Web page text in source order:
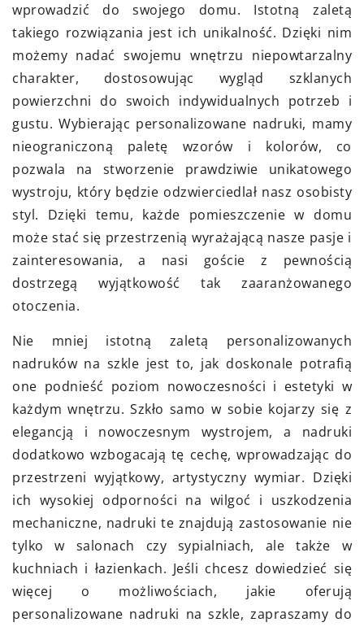
wprowadzić do swojego domu. Istotną zaletą
takiego rozwiązania jest ich unikalność. Dzięki nim
możemy nadać swojemu wnętrzu niepowtarzalny
charakter, dostosowując wygląd szklanych
powierzchni do swoich indywidualnych potrzeb i
gustu. Wybierając personalizowane nadruki, mamy
nieograniczoną paletę wzorów i kolorów, co
pozwala na stworzenie prawdziwie unikatowego
wystroju, który będzie odzwierciedlał nasz osobisty
styl. Dzięki temu, każde pomieszczenie w domu
może stać się przestrzenią wyrażającą nasze pasje i
zainteresowania, a nasi goście z pewnością
dostrzegą wyjątkowość tak zaaranżowanego
otoczenia.
Nie mniej istotną zaletą personalizowanych
nadruków na szkle jest to, jak doskonale potrafią
one podnieść poziom nowoczesności i estetyki w
każdym wnętrzu. Szkło samo w sobie kojarzy się z
elegancją i nowoczesnym wystrojem, a nadruki
dodatkowo wzbogacają tę cechę, wprowadzając do
przestrzeni wyjątkowy, artystyczny wymiar. Dzięki
ich wysokiej odporności na wilgoć i uszkodzenia
mechaniczne, nadruki te znajdują zastosowanie nie
tylko w salonach czy sypialniach, ale także w
kuchniach i łazienkach. Jeśli chcesz dowiedzieć się
więcej o możliwościach, jakie oferują
personalizowane nadruki na szkle, zapraszamy do